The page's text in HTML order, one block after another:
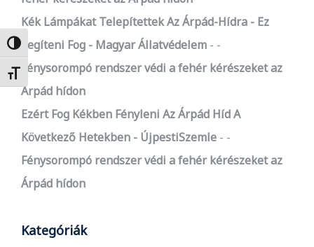
Nagy kontraszt váltása
Betűméret váltása
Kék Lámpákat Telepítettek Az Árpád-Hídra - Ez
Segíteni Fog - Magyar Állatvédelem
-
Fénysorompó rendszer védi a fehér kérészeket az
Árpád hídon
Ezért Fog Kékben Fényleni Az Árpád Híd A
Következő Hetekben - ÚjpestiSzemle
-
Fénysorompó rendszer védi a fehér kérészeket az
Árpád hídon
Kategóriák